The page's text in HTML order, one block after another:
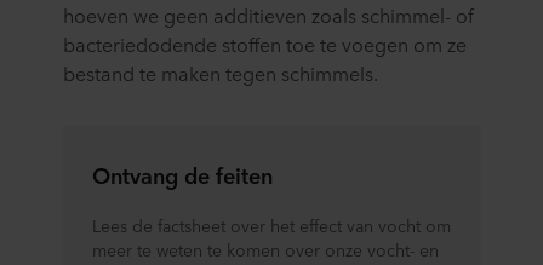
hoeven we geen additieven zoals schimmel- of
bacteriedodende stoffen toe te voegen om ze
bestand te maken tegen schimmels.
Ontvang de feiten
Lees de factsheet over het effect van vocht om
meer te weten te komen over onze vocht- en